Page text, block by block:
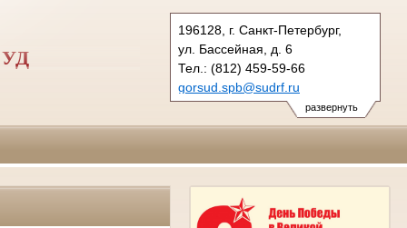
развернуть
196128, г. Санкт-Петербург,
ул. Бассейная, д. 6
Тел.: (812) 459-59-66
gorsud.spb@sudrf.ru
показать на карте